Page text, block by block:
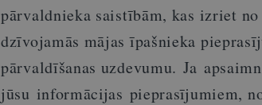
pārvaldnieka saistībām, kas izriet
dzīvojamās mājas īpašnieka
pārvaldīšanas uzdevumu. Ja
jūsu informācijas pieprasījumiem,